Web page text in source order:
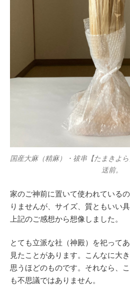
国産大麻（精麻）・祓串【たまきよ
送前。
家のご神前に置いて使われている
りませんが、サイズ、質ともいい
上記のご感想から想像しました。
とても立派な社（神殿）を祀って
見たことがあります。こんなに大
思うほどのものです。それなら、
も不思議ではありません。